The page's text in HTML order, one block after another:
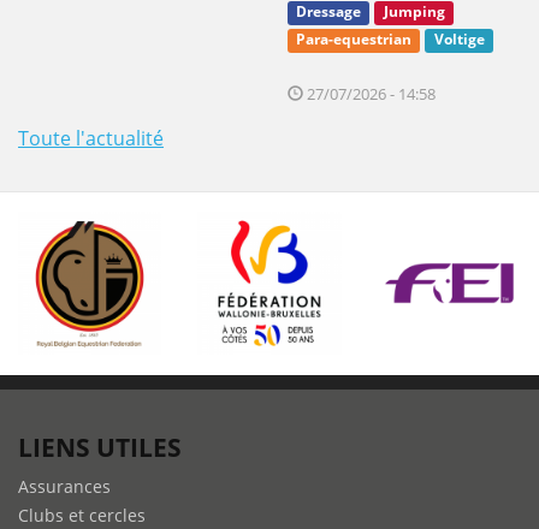
Dressage
Jumping
Para-equestrian
Voltige
27/07/2026 - 14:58
Toute l'actualité
LIENS UTILES
Assurances
Clubs et cercles